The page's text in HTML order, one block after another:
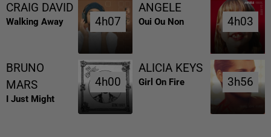
CRAIG DAVID
Walking Away 4h07
4h07
ANGELE
Oui Ou Non 4h03
4h03
BRUNO
MARS
I Just Might
4h00
4h00
ALICIA KEYS
Girl On Fire 3h56
3h56